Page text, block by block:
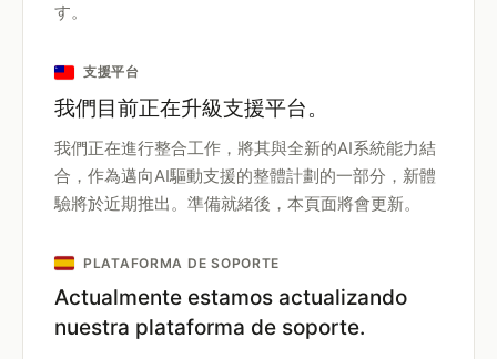
す。
支援平台
我們目前正在升級支援平台。
我們正在進行整合工作，將其與全新的AI系統能力結
合，作為邁向AI驅動支援的整體計劃的一部分，新體
驗將於近期推出。準備就緒後，本頁面將會更新。
PLATAFORMA DE SOPORTE
Actualmente estamos actualizando
nuestra plataforma de soporte.